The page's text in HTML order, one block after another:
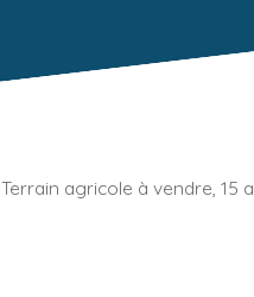
Terrain agricole à vendre, 15